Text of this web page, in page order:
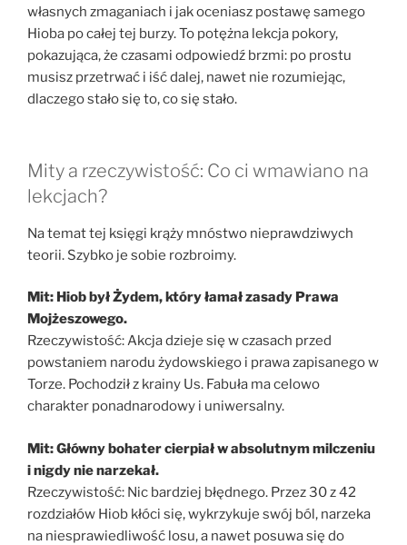
własnych zmaganiach i jak oceniasz postawę samego
Hioba po całej tej burzy. To potężna lekcja pokory,
pokazująca, że czasami odpowiedź brzmi: po prostu
musisz przetrwać i iść dalej, nawet nie rozumiejąc,
dlaczego stało się to, co się stało.
Mity a rzeczywistość: Co ci wmawiano na
lekcjach?
Na temat tej księgi krąży mnóstwo nieprawdziwych
teorii. Szybko je sobie rozbroimy.
Mit: Hiob był Żydem, który łamał zasady Prawa
Mojżeszowego.
Rzeczywistość: Akcja dzieje się w czasach przed
powstaniem narodu żydowskiego i prawa zapisanego w
Torze. Pochodził z krainy Us. Fabuła ma celowo
charakter ponadnarodowy i uniwersalny.
Mit: Główny bohater cierpiał w absolutnym milczeniu
i nigdy nie narzekał.
Rzeczywistość: Nic bardziej błędnego. Przez 30 z 42
rozdziałów Hiob kłóci się, wykrzykuje swój ból, narzeka
na niesprawiedliwość losu, a nawet posuwa się do